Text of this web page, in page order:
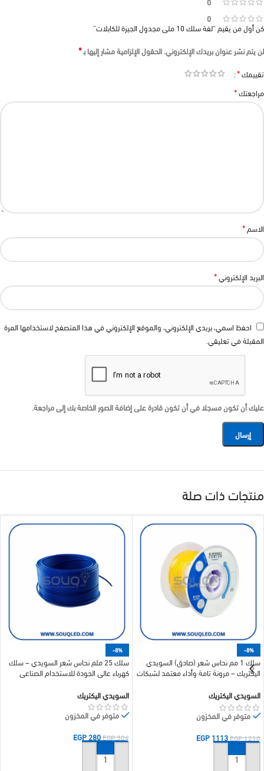
0
كن أول من يقيم “لفة سلك 10 ملى مجدول الجيزة للكابلات”
لن يتم نشر عنوان بريدك الإلكتروني.الحقول الإلزامية مشار إليها بـ*
تقييمك*
مراجعتك*
الاسم*
البريد الإلكتروني*
احفظ اسمي، بريدي الإلكتروني، والموقع الإلكتروني في هذا المتصفح لاستخدامها المرة
المقبلة في تعليقي.
عليك أن تكون مسجلا في أن تكون قادرة على إضافة الصور الخاصة بك إلى مراجعة.
منتجات ذات صلة
-8%
سلك 1 مم نحاس شعر (صادق) السويدي
اليكتريك – مرونة تامة وأداء معتمد لشبكات
السويدي اليكتريك
متوفر في المخزون
EGP1210
EGP1113
إضافة إلى السلة
-8%
سلك 25 ملم نحاس شعر السويدي – سلك
كهرباء عالي الجودة للاستخدام الصناعي
السويدي اليكتريك
متوفر في المخزون
EGP304
EGP280
إضافة إلى السلة